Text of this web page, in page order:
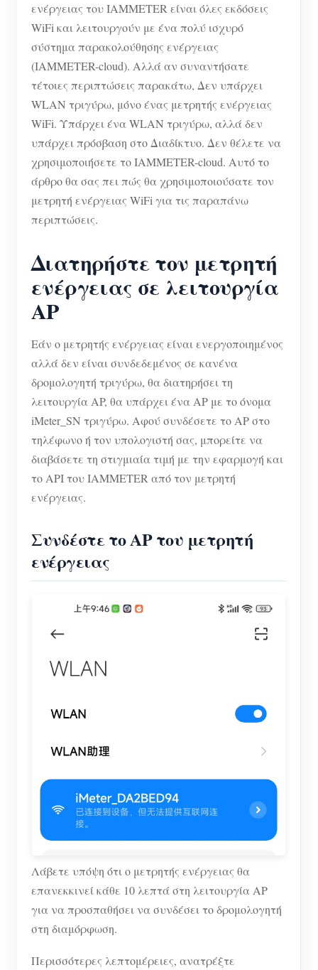
ενέργειας του IAMMETER είναι όλες εκδόσεις
WiFi και λειτουργούν με ένα πολύ ισχυρό
σύστημα παρακολούθησης ενέργειας
(IAMMETER-cloud). Αλλά αν συναντήσατε
τέτοιες περιπτώσεις παρακάτω, Δεν υπάρχει
WLAN τριγύρω, μόνο ένας μετρητής ενέργειας
WiFi. Υπάρχει ένα WLAN τριγύρω, αλλά δεν
υπάρχει πρόσβαση στο Διαδίκτυο. Δεν θέλετε να
χρησιμοποιήσετε το IAMMETER-cloud. Αυτό το
άρθρο θα σας πει πώς θα χρησιμοποιούσατε τον
μετρητή ενέργειας WiFi για τις παραπάνω
περιπτώσεις.
Διατηρήστε τον μετρητή
ενέργειας σε λειτουργία
AP
Εάν ο μετρητής ενέργειας είναι ενεργοποιημένος
αλλά δεν είναι συνδεδεμένος σε κανένα
δρομολογητή τριγύρω, θα διατηρήσει τη
λειτουργία AP, θα υπάρχει ένα AP με το όνομα
iMeter_SN τριγύρω. Αφού συνδέσετε το AP στο
τηλέφωνο ή τον υπολογιστή σας, μπορείτε να
διαβάσετε τη στιγμιαία τιμή με την εφαρμογή και
το API του IAMMETER από τον μετρητή
ενέργειας.
Συνδέστε το AP του μετρητή
ενέργειας
Λάβετε υπόψη ότι ο μετρητής ενέργειας θα
επανεκκινεί κάθε 10 λεπτά στη λειτουργία AP
για να προσπαθήσει να συνδέσει το δρομολογητή
στη διαμόρφωση.
Περισσότερες λεπτομέρειες, ανατρέξτε